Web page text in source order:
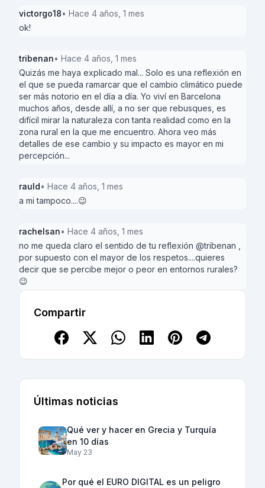
victorgo18• Hace 4 años, 1 mes
ok!
tribenan• Hace 4 años, 1 mes
Quizás me haya explicado mal... Solo es una reflexión en
el que se pueda ramarcar que el cambio climático puede
ser más notorio en el día a día. Yo viví en Barcelona
muchos años, desde allí, a no ser que rebusques, es
difícil mirar la naturaleza con tanta realidad como en la
zona rural en la que me encuentro. Ahora veo más
detalles de ese cambio y su impacto es mayor en mi
percepción...
rauld• Hace 4 años, 1 mes
a mi tampoco....😉
rachelsan• Hace 4 años, 1 mes
no me queda claro el sentido de tu reflexión @tribenan ,
por supuesto con el mayor de los respetos....quieres
decir que se percibe mejor o peor en entornos rurales?
😉
Compartir
Últimas noticias
Qué ver y hacer en Grecia y Turquía
en 10 días
May 23
Por qué el EURO DIGITAL es un peligro